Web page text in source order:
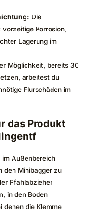
Die
Korrosion,
Lagerung im
Möglichkeit, bereits 30
arbeitest du
Flurschäden im
das Produkt
im Außenbereich
den Minibagger zu
Pfahlabzieher
in den Boden
denen die Klemme